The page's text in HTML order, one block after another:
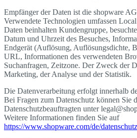
Empfänger der Daten ist die shopware
Verwendete Technologien umfassen
Daten beinhalten Kundengruppe,
Datum und Uhrzeit des Besuches,
Endgerät (Auflösung, Auflösungsdichte,
URL, Informationen des verwendeten
Suchanfragen, Zeitzone. Der Zweck der
Marketing, der Analyse und der Statistik.
Die Datenverarbeitung erfolgt innerhalb
Bei Fragen zum Datenschutz können Sie
Datenschutzbeauftragten unter
Weitere Informationen finden Sie auf
https://www.shopware.com/de/